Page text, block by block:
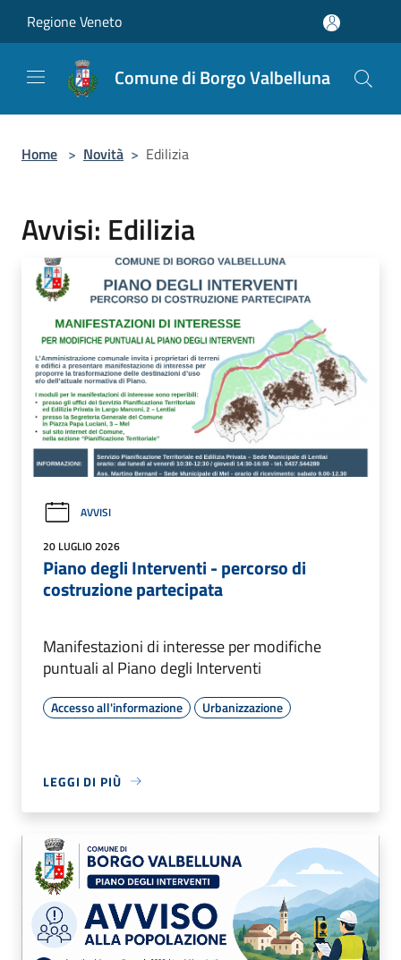
Regione Veneto
Comune di Borgo Valbelluna
Home > Novità > Edilizia
Avvisi: Edilizia
AVVISI
20 LUGLIO 2026
Piano degli Interventi - percorso di
costruzione partecipata
Manifestazioni di interesse per modifiche
puntuali al Piano degli Interventi
Accesso all'informazione Urbanizzazione
LEGGI DI PIÙ